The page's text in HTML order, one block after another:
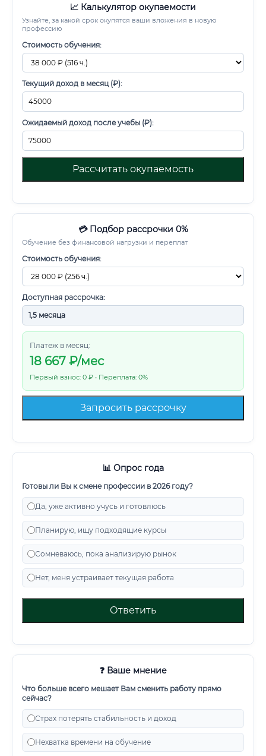
📈 Калькулятор окупаемости
Узнайте, за какой срок окупятся ваши вложения в новую
профессию
Стоимость обучения:
Текущий доход в месяц (₽):
Ожидаемый доход после учебы (₽):
Рассчитать окупаемость
💳 Подбор рассрочки 0%
Обучение без финансовой нагрузки и переплат
Стоимость обучения:
Доступная рассрочка:
Платеж в месяц:
18 667 ₽/мес
Первый взнос: 0 ₽ • Переплата: 0%
Запросить рассрочку
📊 Опрос года
Готовы ли Вы к смене профессии в 2026 году?
Да, уже активно учусь и готовлюсь
Планирую, ищу подходящие курсы
Сомневаюсь, пока анализирую рынок
Нет, меня устраивает текущая работа
Ответить
❓ Ваше мнение
Что больше всего мешает Вам сменить работу прямо
сейчас?
Страх потерять стабильность и доход
Нехватка времени на обучение